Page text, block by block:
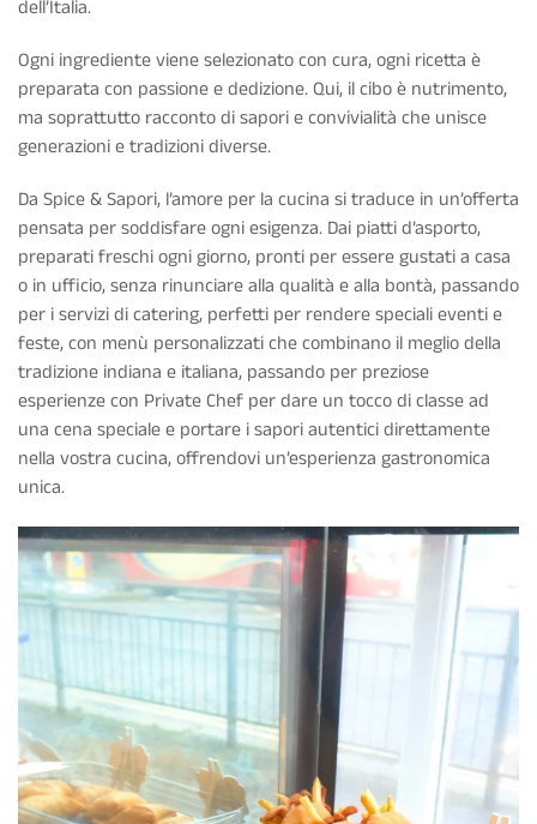
dell’Italia.
Ogni ingrediente viene selezionato con cura, ogni ricetta è
preparata con passione e dedizione. Qui, il cibo è nutrimento,
ma soprattutto racconto di sapori e convivialità che unisce
generazioni e tradizioni diverse.
Da Spice & Sapori, l’amore per la cucina si traduce in un’offerta
pensata per soddisfare ogni esigenza. Dai piatti d’asporto,
preparati freschi ogni giorno, pronti per essere gustati a casa
o in ufficio, senza rinunciare alla qualità e alla bontà, passando
per i servizi di catering, perfetti per rendere speciali eventi e
feste, con menù personalizzati che combinano il meglio della
tradizione indiana e italiana, passando per preziose
esperienze con Private Chef per dare un tocco di classe ad
una cena speciale e portare i sapori autentici direttamente
nella vostra cucina, offrendovi un’esperienza gastronomica
unica.